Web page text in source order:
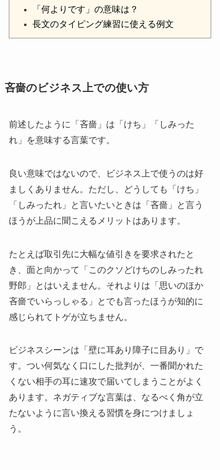
「何よりです」の意味は？
長文のタイピング練習に使える例文
吝嗇のビジネス上での使い方
前述したように「吝嗇」は「けち」「しみった
れ」を意味する言葉です。
良い意味ではないので、ビジネス上で使うのは好
ましくありません。ただし、どうしても「けち」
「しみったれ」と言いたいときは「吝嗇」と言う
ほうが上品に聞こえるメリットはあります。
たとえば取引先に大幅な値引きを要求されたと
き、面と向かって「このクソどけちのしみったれ
野郎」とはいえません。それよりは「思いのほか
吝嗇でいらっしゃる」とでも言ったほうが知的に
感じられてトゲが立ちません。
ビジネスシーンは「壁に耳あり障子に目あり」で
す。つい何気なく口にした批判が、一番聞かれた
くない相手の耳に速攻で届いてしまうことがよく
あります。ネガティブな言葉は、なるべく角が立
たないように言い換える習慣を身につけましょ
う。